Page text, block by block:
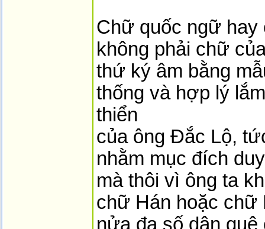
Chữ quốc ngữ hay
không phải chữ
thứ ký âm bằng
thống và hợp lý
thiển
của ông Đắc Lộ,
nhằm mục đích
mà thôi vì ông ta
chữ Hán hoặc chữ
nửa đa số dân